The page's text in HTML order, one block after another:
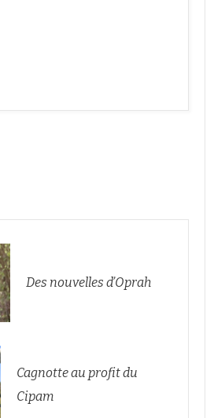
Des nouvelles d’Oprah
Cagnotte au profit du
Cipam